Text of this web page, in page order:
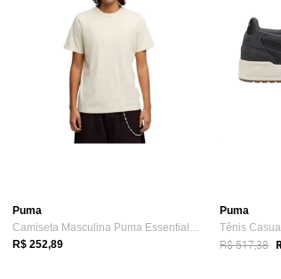
Puma
Camiseta Masculina Puma Essentials Elevated Bege
R$ 252,89
Puma
R$ 517,38